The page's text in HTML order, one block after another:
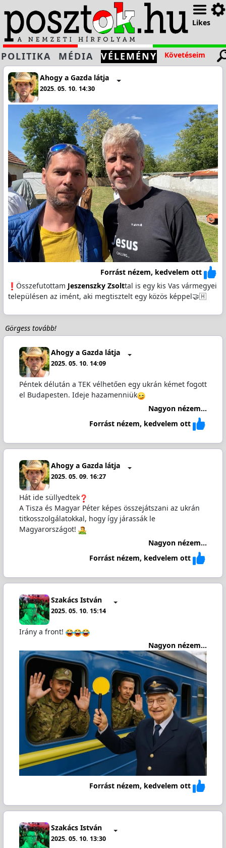
Likes
POLITIKA MÉDIA VÉLEMÉNY Követéseim
Ahogy a Gazda látja
2025. 05. 10. 14:30
Forrást nézem, kedvelem ott
️Összefutottam Jeszenszky Zsolttal is egy kis Vas vármegyei
településen az imént, aki megtisztelt egy közös képpel🤝🇭
Görgess tovább!
Ahogy a Gazda látja
2025. 05. 10. 14:09
Péntek délután a TEK vélhetően egy ukrán kémet fogott
el Budapesten. Ideje hazamenniük
Nagyon nézem...
Forrást nézem, kedvelem ott
Ahogy a Gazda látja
2025. 05. 09. 16:27
Hát ide süllyedtek
A Tisza és Magyar Péter képes összejátszani az ukrán
titkosszolgálatokkal, hogy így járassák le
Magyarországot!
Nagyon nézem...
Forrást nézem, kedvelem ott
Szakács István
2025. 05. 10. 15:14
Irány a front!
Nagyon nézem...
Forrást nézem, kedvelem ott
Szakács István
2025. 05. 10. 13:30